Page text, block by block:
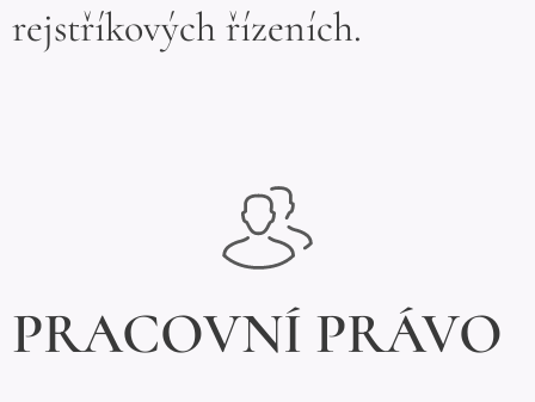
rejstříkových řízeních.
PRACOVNÍ PRÁVO